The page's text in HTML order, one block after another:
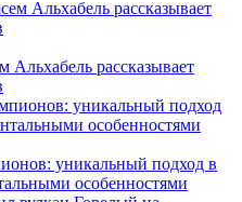
Альхабель рассказывает
уникальный подход в
особенностями